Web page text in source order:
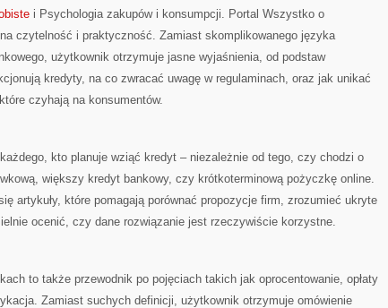
i Psychologia zakupów i konsumpcji. Portal Wszystko o
czytelność i praktyczność. Zamiast skomplikowanego języka
użytkownik otrzymuje jasne wyjaśnienia, od podstaw
kredyty, na co zwracać uwagę w regulaminach, oraz jak unikać
czyhają na konsumentów.
kto planuje wziąć kredyt – niezależnie od tego, czy chodzi o
większy kredyt bankowy, czy krótkoterminową pożyczkę online.
artykuły, które pomagają porównać propozycje firm, zrozumieć ukryte
ocenić, czy dane rozwiązanie jest rzeczywiście korzystne.
to także przewodnik po pojęciach takich jak oprocentowanie, opłaty
Zamiast suchych definicji, użytkownik otrzymuje omówienie